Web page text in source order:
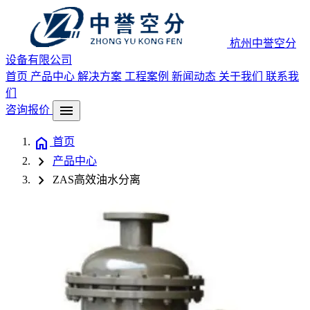
杭州中誉空分
设备有限公司
首页 产品中心 解决方案 工程案例 新闻动态 关于我们 联系我
们
咨询报价
menu
home 首页
chevron_right 产品中心
chevron_right ZAS高效油水分离